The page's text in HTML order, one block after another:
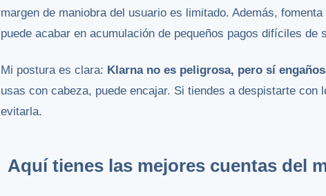
margen de maniobra del usuario es limitado. Además,
puede acabar en acumulación de pequeños pagos difíciles de
Mi postura es clara: Klarna no es peligrosa, pero sí
usas con cabeza, puede encajar. Si tiendes a despistarte
evitarla.
Aquí tienes las mejores cuentas del